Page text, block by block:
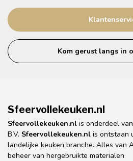
Kom gerust langs in
Sfeervollekeuken.nl
Sfeervollekeuken.nl is onderdeel
B.V. Sfeervollekeuken.nl is ontstaan
landelijke keuken branche. Alles van
beheer van hergebruikte materialen